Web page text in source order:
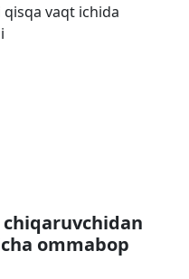
vaqt ichida
chiqaruvchidan
ommabop